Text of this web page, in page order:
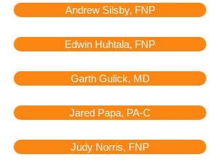
Andrew Silsby, FNP
Edwin Huhtala, FNP
Garth Gulick, MD
Jared Papa, PA-C
Judy Norris, FNP